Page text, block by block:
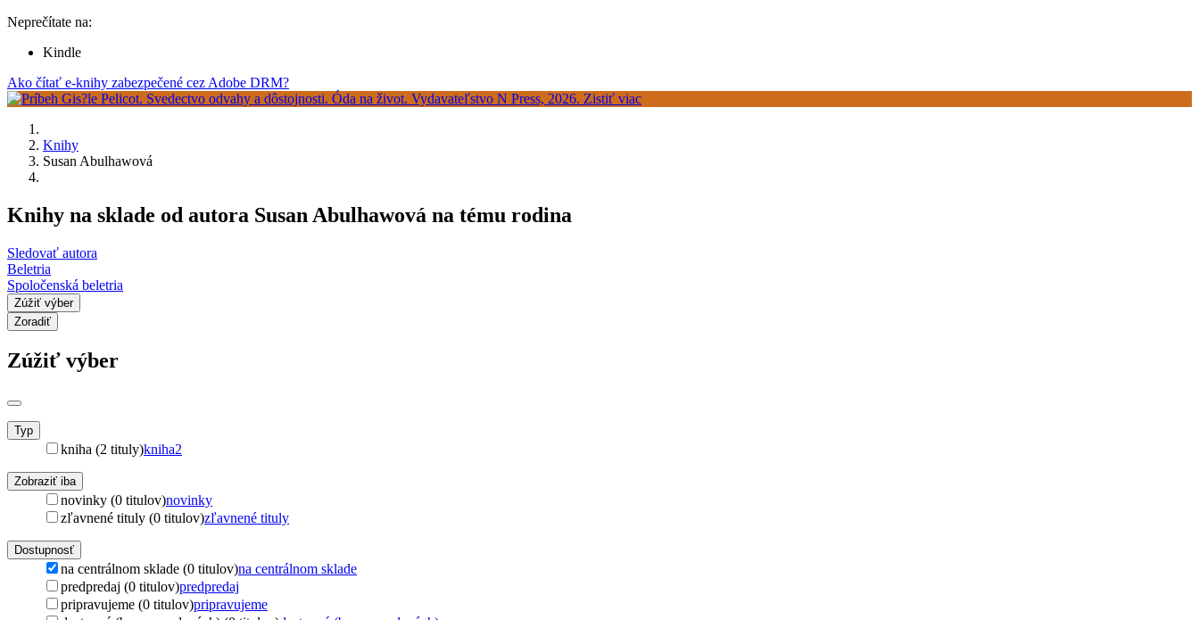
Neprečítate na:
Kindle
Ako čítať e-knihy zabezpečené cez Adobe DRM?
Knihy
Susan Abulhawová
Knihy na sklade od autora Susan Abulhawová na tému rodina
Sledovať autora
Beletria
Spoločenská beletria
Zúžiť výber
Zoradiť
Zúžiť výber
Typ
kniha (2 tituly)kniha2
Zobraziť iba
novinky (0 titulov)novinky
zľavnené tituly (0 titulov)zľavnené tituly
Dostupnosť
na centrálnom sklade (0 titulov)na centrálnom sklade
predpredaj (0 titulov)predpredaj
pripravujeme (0 titulov)pripravujeme